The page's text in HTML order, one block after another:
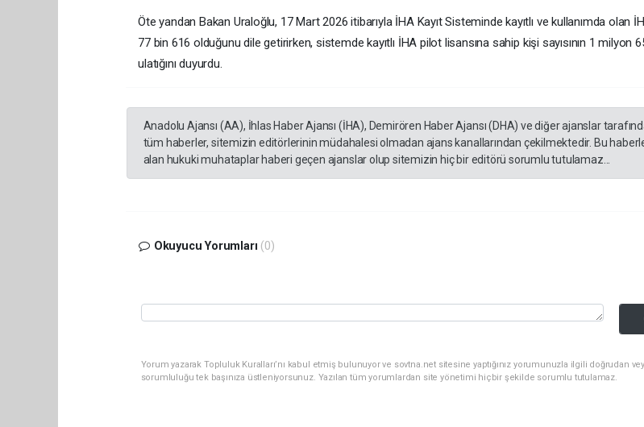
Öte yandan Bakan Uraloğlu, 17 Mart 2026 itibarıyla İHA Kayıt Sisteminde kayıtlı ve kullanımda olan
77 bin 616 olduğunu dile getirirken, sistemde kayıtlı İHA pilot lisansına sahip kişi sayısının 1 milyon
ulatığını duyurdu.
Anadolu Ajansı (AA), İhlas Haber Ajansı (İHA), Demirören Haber Ajansı (DHA) ve diğer ajanslar
tüm haberler, sitemizin editörlerinin müdahalesi olmadan ajans kanallarından çekilmektedir. Bu
alan hukuki muhataplar haberi geçen ajanslar olup sitemizin hiç bir editörü sorumlu tutulamaz...
Okuyucu Yorumları (0)
Yorum yazarak Topluluk Kuralları’nı kabul etmiş bulunuyor ve sovtna.net sitesine yaptığınız yorumunuzla ilgili doğrudan
sorumluluğu tek başınıza üstleniyorsunuz. Yazılan tüm yorumlardan site yönetimi hiçbir şekilde sorumlu tutulamaz.